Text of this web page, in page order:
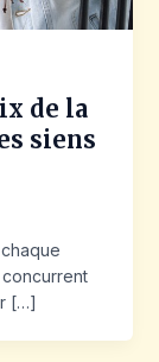
de la
siens
[…]